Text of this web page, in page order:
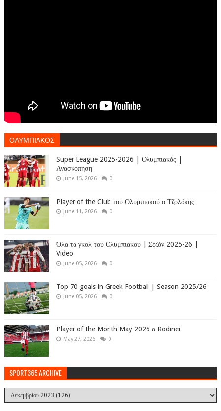
ΟΛΥΜΠΙΑΚΟΣ
Super League 2025-2026 | Ολυμπιακός |
Ανασκόπηση
June 15, 2026 0
Player of the Club του Ολυμπιακού ο Τζολάκης
June 11, 2026 0
Όλα τα γκολ του Ολυμπιακού | Σεζόν 2025-26 |
Video
June 05, 2026 0
Top 70 goals in Greek Football | Season 2025/26
June 05, 2026 0
Player of the Month May 2026 ο Rodinei
May 27, 2026 0
SPORT365 ARCHIVE